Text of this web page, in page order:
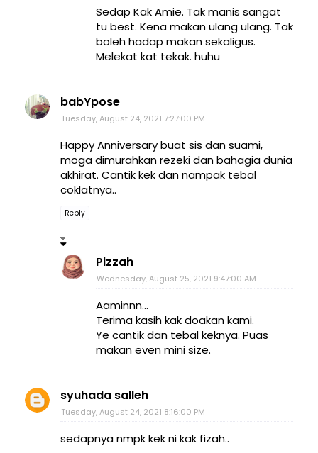
Sedap Kak Amie. Tak manis sangat
tu best. Kena makan ulang ulang. Tak
boleh hadap makan sekaligus.
Melekat kat tekak. huhu
babYpose
Tuesday, August 24, 2021 7:27:00 PM
Happy Anniversary buat sis dan suami,
moga dimurahkan rezeki dan bahagia dunia
akhirat. Cantik kek dan nampak tebal
coklatnya..
Reply
Pizzah
Wednesday, August 25, 2021 9:47:00 AM
Aaminnn...
Terima kasih kak doakan kami.
Ye cantik dan tebal keknya. Puas
makan even mini size.
syuhada salleh
Tuesday, August 24, 2021 8:16:00 PM
sedapnya nmpk kek ni kak fizah..